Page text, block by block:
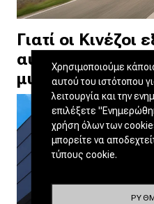
Γιατί οι Κινέζοι
αυτοκίνητα τόσο
μυστικό της GAC
Χρησιμοποιούμε
αυτού του ιστότοπου
λειτουργία και την
επιλέξετε
χρήση όλων των
μπορείτε να
τύπους cookie.